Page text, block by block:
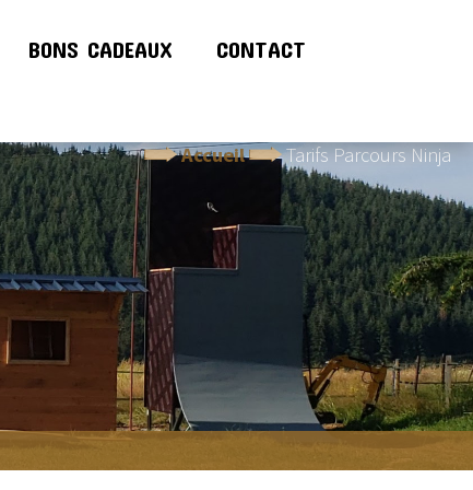
BONS CADEAUX CONTACT
Accueil Tarifs Parcours Ninja